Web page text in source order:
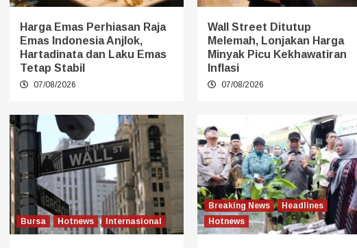
Harga Emas Perhiasan Raja
Emas Indonesia Anjlok,
Hartadinata dan Laku Emas
Tetap Stabil
07/08/2026
Wall Street Ditutup
Melemah, Lonjakan Harga
Minyak Picu Kekhawatiran
Inflasi
07/08/2026
Bursa Hotnews Internasional
Breaking News
Headlines
Hotnews